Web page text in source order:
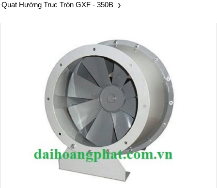
Quạt Hướng Trục Tròn GXF - 350B